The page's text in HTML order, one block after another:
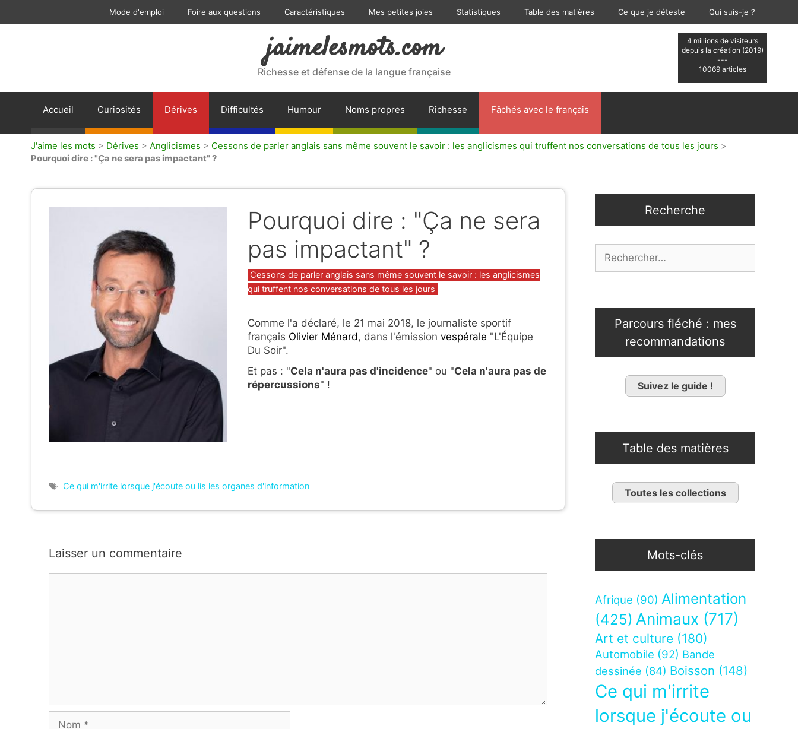
Mode d'emploi Foire aux questions Caractéristiques Mes petites joies Statistiques Table des matières Ce que je déteste Qui suis-je ?
4 millions de visiteurs
depuis la création (2019)
---
10069 articles
jaimelesmots.com
Richesse et défense de la langue française
Accueil Curiosités Dérives Difficultés Humour Noms propres Richesse Fâchés avec le français
J'aime les mots > Dérives > Anglicismes > Cessons de parler anglais sans même souvent le savoir : les anglicismes qui truffent nos conversations de tous les jours >
Pourquoi dire : "Ça ne sera pas impactant" ?
Pourquoi dire : "Ça ne sera
pas impactant" ?
Catégories
Cessons de parler anglais sans même souvent le savoir : les anglicismes
qui truffent nos conversations de tous les jours
Comme l'a déclaré, le 21 mai 2018, le journaliste sportif
français Olivier Ménard, dans l'émission vespérale "L'Équipe
Du Soir".
Et pas : "Cela n'aura pas d'incidence" ou "Cela n'aura pas de
répercussions" !
Étiquettes
Ce qui m'irrite lorsque j'écoute ou lis les organes d'information
Laisser un commentaire
Recherche
Parcours fléché : mes
recommandations
Suivez le guide !
Table des matières
Toutes les collections
Mots-clés
Afrique (90) Alimentation
(425) Animaux (717)
Art et culture (180)
Automobile (92) Bande
dessinée (84) Boisson (148)
Ce qui m'irrite
lorsque j'écoute ou